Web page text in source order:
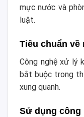
mực nước và
luật.
Tiêu chuẩn
Công nghệ xử lý
bắt buộc trong
xung quanh.
Sử dụng công